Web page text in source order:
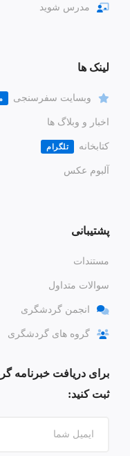
مدرس شوید
لینک ها
وبسایت سفرسنجی
اخبار و وبلاگ ها
کتابخانه تلگرام
آلبوم عکس
پشتیبانی
مستندات
سوالات متداول
انجمن گردشگری
گروه های گردشگری
برای دریافت خبرنامه
ثبت کنید: